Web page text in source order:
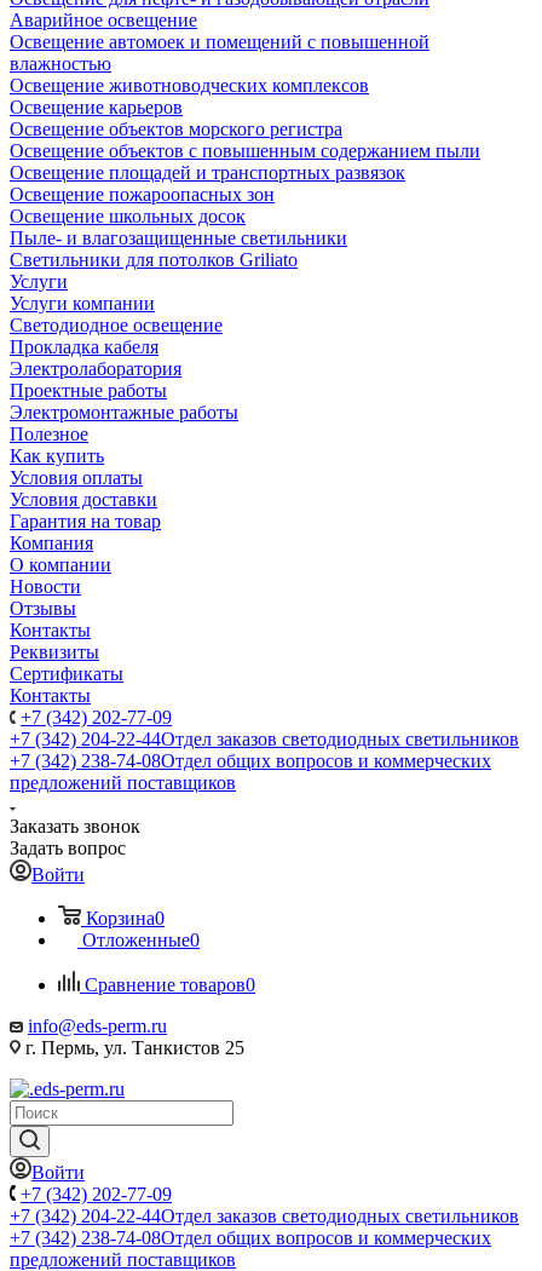
Аварийное освещение
Освещение автомоек и помещений с повышенной
влажностью
Освещение животноводческих комплексов
Освещение карьеров
Освещение объектов морского регистра
Освещение объектов с повышенным содержанием пыли
Освещение площадей и транспортных развязок
Освещение пожароопасных зон
Освещение школьных досок
Пыле- и влагозащищенные светильники
Светильники для потолков Griliato
Услуги
Услуги компании
Светодиодное освещение
Прокладка кабеля
Электролаборатория
Проектные работы
Электромонтажные работы
Полезное
Как купить
Условия оплаты
Условия доставки
Гарантия на товар
Компания
О компании
Новости
Отзывы
Контакты
Реквизиты
Сертификаты
Контакты
+7 (342) 202-77-09
+7 (342) 204-22-44Отдел заказов светодиодных светильников
+7 (342) 238-74-08Отдел общих вопросов и коммерческих
предложений поставщиков
Заказать звонок
Задать вопрос
Войти
Корзина0
Отложенные0
Сравнение товаров0
info@eds-perm.ru
г. Пермь, ул. Танкистов 25
Войти
+7 (342) 202-77-09
+7 (342) 204-22-44Отдел заказов светодиодных светильников
+7 (342) 238-74-08Отдел общих вопросов и коммерческих
предложений поставщиков